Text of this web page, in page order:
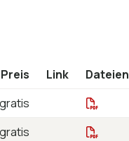
Preis Link
Dateien
gratis
gratis